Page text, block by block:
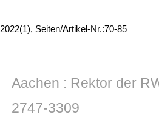
2022(1), Seiten/Artikel-Nr.:70-85
Aachen : Rektor der
2747-3309